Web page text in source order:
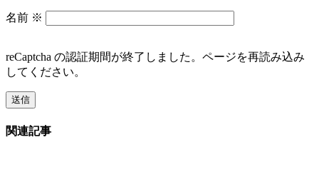
名前 ※
reCaptcha の認証期間が終了しました。ページを再読み込み
してください。
関連記事